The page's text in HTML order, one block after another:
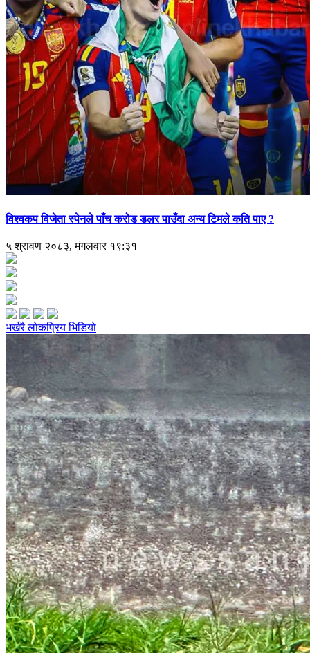
विश्वकप विजेता स्पेनले पाँच करोड डलर पाउँदा अन्य टिमले कति पाए ?
५ श्रावण २०८३, मंगलवार १९:३१
भर्खरैलोकप्रियभिडियो